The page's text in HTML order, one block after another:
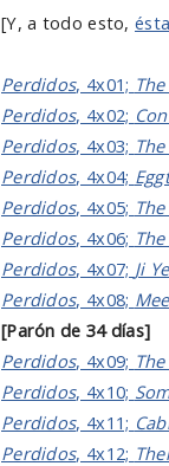
[Y, a todo esto,
Perdidos, 4x01;
Perdidos, 4x02;
Perdidos, 4x03;
Perdidos, 4x04;
Perdidos, 4x05;
Perdidos, 4x06;
Perdidos, 4x07; Ji
Perdidos, 4x08;
[Parón de 34 días]
Perdidos, 4x09;
Perdidos, 4x10;
Perdidos, 4x11;
Perdidos, 4x12;